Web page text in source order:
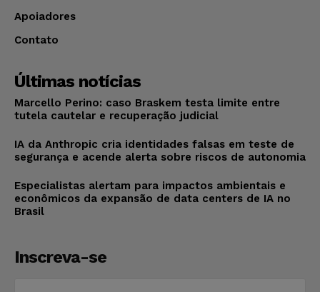
Apoiadores
Contato
Últimas notícias
Marcello Perino: caso Braskem testa limite entre
tutela cautelar e recuperação judicial
IA da Anthropic cria identidades falsas em teste de
segurança e acende alerta sobre riscos de autonomia
Especialistas alertam para impactos ambientais e
econômicos da expansão de data centers de IA no
Brasil
Inscreva-se